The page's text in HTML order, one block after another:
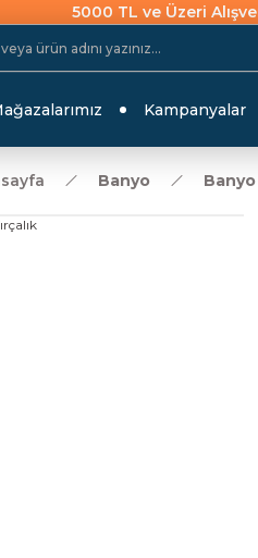
5000 TL ve Üzeri
Kampanyalar
Banyo